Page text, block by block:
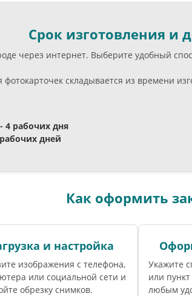
Срок изготовления и
через интернет. Выберите удобный
складывается из времени
4 рабочих дня
дней
Как оформить
и настройка
изображения с телефона,
или социальной сети и
обрезку снимков.
Укажите
или
любым